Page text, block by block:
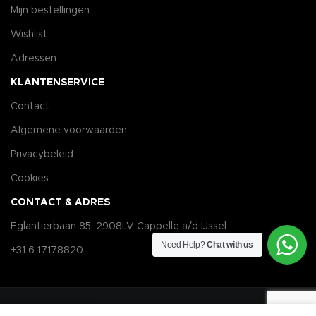
Mijn bestellingen
Wishlist
Adressen
KLANTENSERVICE
Contact
Algemene voorwaarden
Privacybeleid
Cookies
CONTACT & ADRES
Eglantierbaan 85, 2908LV Cappelle a/d IJssel
+31 6 17178820
Need Help?Chat with us